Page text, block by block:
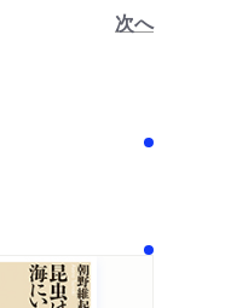
次へ